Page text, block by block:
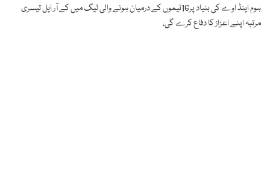
ہوم اینڈ اوے کی بنیاد پر16ٹیموں کے درمیان ہونے والی لیگ میں کے آر ایل تیسری
مرتبہ اپنے اعزاز کا دفاع کرے گی،